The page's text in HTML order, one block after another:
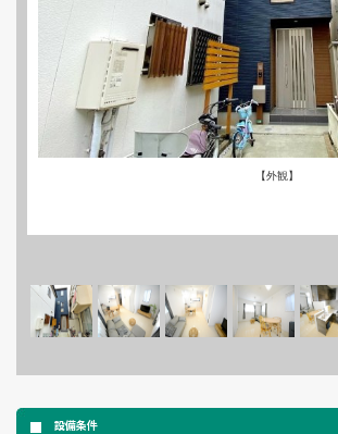
【外観】
設備条件